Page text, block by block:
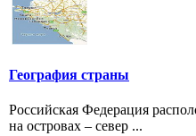
География страны
Российская Федерация
на островах – север ...